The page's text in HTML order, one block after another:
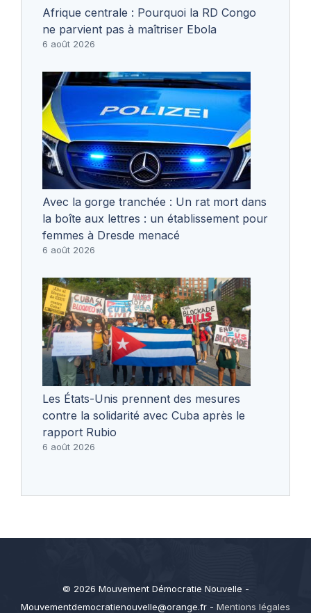
Afrique centrale : Pourquoi la RD Congo
ne parvient pas à maîtriser Ebola
6 août 2026
Avec la gorge tranchée : Un rat mort dans
la boîte aux lettres : un établissement pour
femmes à Dresde menacé
6 août 2026
Les États-Unis prennent des mesures
contre la solidarité avec Cuba après le
rapport Rubio
6 août 2026
© 2026 Mouvement Démocratie Nouvelle -
Mouvementdemocratienouvelle@orange.fr - Mentions légales